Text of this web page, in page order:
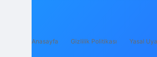
Anasayfa Gizlilik Politikası Yasal